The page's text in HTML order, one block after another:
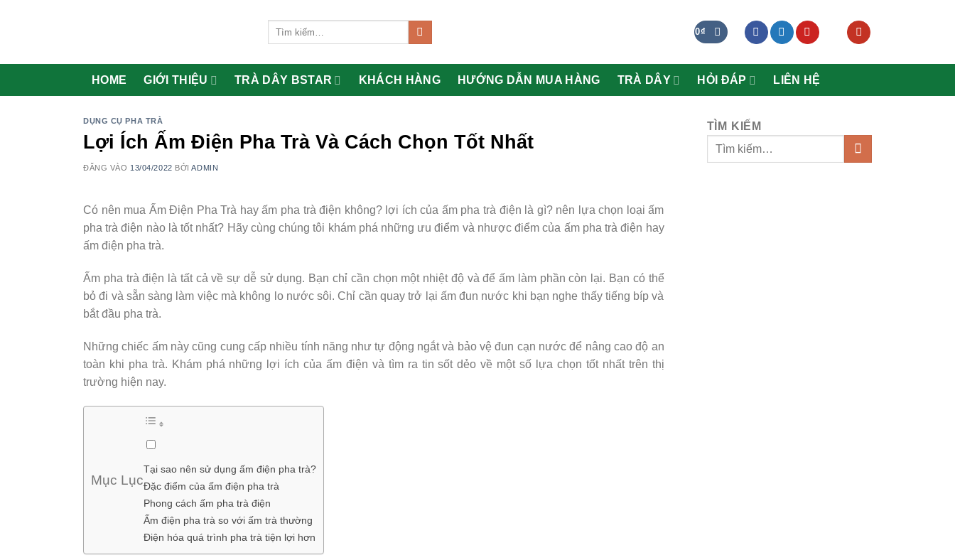
dung
0₫
HOME GIỚI THIỆU TRÀ DÂY BSTAR KHÁCH HÀNG HƯỚNG DẪN MUA HÀNG TRÀ DÂY HỎI ĐÁP LIÊN HỆ
DỤNG CỤ PHA TRÀ
Lợi Ích Ấm Điện Pha Trà Và Cách Chọn Tốt Nhất
ĐĂNG VÀO 13/04/2022 BỞIADMIN
Có nên mua Ấm Điện Pha Trà hay ấm pha trà điện không? lợi ích của ấm pha trà điện là gì? nên lựa chọn loại ấm
pha trà điện nào là tốt nhất? Hãy cùng chúng tôi khám phá những ưu điểm và nhược điểm của ấm pha trà điện hay
ấm điện pha trà.
Ấm pha trà điện là tất cả về sự dễ sử dụng. Bạn chỉ cần chọn một nhiệt độ và để ấm làm phần còn lại. Bạn có thể
bỏ đi và sẵn sàng làm việc mà không lo nước sôi. Chỉ cần quay trở lại ấm đun nước khi bạn nghe thấy tiếng bíp và
bắt đầu pha trà.
Những chiếc ấm này cũng cung cấp nhiều tính năng như tự động ngắt và bảo vệ đun cạn nước để nâng cao độ an
toàn khi pha trà. Khám phá những lợi ích của ấm điện và tìm ra tin sốt dẻo về một số lựa chọn tốt nhất trên thị
trường hiện nay.
Mục Lục
Tại sao nên sử dụng ấm điện pha trà?
Đặc điểm của ấm điện pha trà
Phong cách ấm pha trà điện
Ấm điện pha trà so với ấm trà thường
Điện hóa quá trình pha trà tiện lợi hơn
TÌM KIẾM